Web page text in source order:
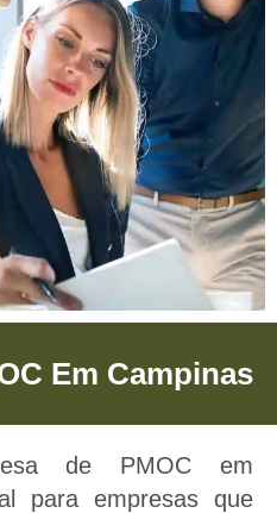
PMOC Em
Em Campinas -
e bem estar
Em Campinas
de PMOC em
para empresas que